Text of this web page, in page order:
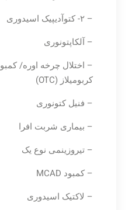
– ۲- کتوآدیپیک اسیدوری
– آلکاپتونوری
– اختلال چرخه اوره/
کربومیلاز (OTC)
– فنیل کتونوری
– بیماری شربت افرا
– تیروزینمی نوع یک
– کمبود MCAD
– لاکتیک اسیدوری